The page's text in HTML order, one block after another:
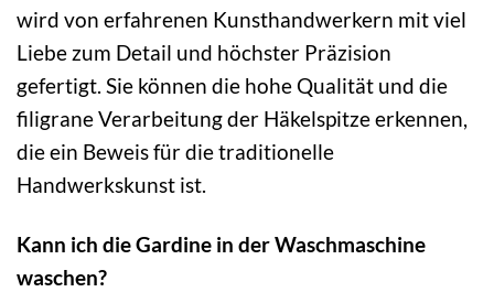
wird von erfahrenen Kunsthandwerkern mit viel
Liebe zum Detail und höchster Präzision
gefertigt. Sie können die hohe Qualität und die
filigrane Verarbeitung der Häkelspitze erkennen,
die ein Beweis für die traditionelle
Handwerkskunst ist.
Kann ich die Gardine in der Waschmaschine
waschen?